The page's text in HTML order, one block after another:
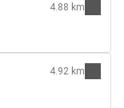
4.88 km
4.92 km